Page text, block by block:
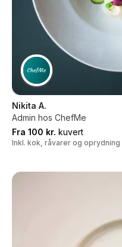
Nikita A.
Admin hos ChefMe
Fra 100 kr. kuvert
Inkl. kok, råvarer og oprydning